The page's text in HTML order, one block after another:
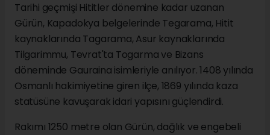
Tarihi geçmişi Hititler dönemine kadar uzanan
Gürün, Kapadokya belgelerinde Tegarama, Hitit
kaynaklarında Tagarama, Asur kaynaklarında
Tilgarimmu, Tevrat'ta Togarma ve Bizans
döneminde Gauraina isimleriyle anılıyor. 1408 yılında
Osmanlı hakimiyetine giren ilçe, 1869 yılında kaza
statüsüne kavuşarak idari yapısını güçlendirdi.
Rakımı 1250 metre olan Gürün, dağlık ve engebeli